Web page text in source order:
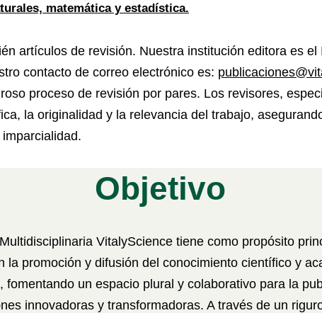
matemática y estadística.
artículos de revisión. Nuestra institución editora es
contacto de correo electrónico es:
proceso de revisión por pares. Los revisores,
la originalidad y la relevancia del trabajo,
Objetivo
VitalyScience tiene como propósito
la promoción y difusión del conocimiento científico y
fomentando un espacio plural y colaborativo para la
innovadoras y transformadoras. A través de un